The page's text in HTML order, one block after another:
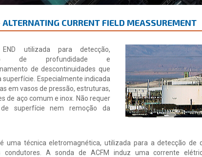
CURRENT FIELD MEASSUREMENT
END utilizada para detecção,
de profundidade e
de descontinuidades que
superfície. Especialmente indicada
em vasos de pressão, estruturas,
de aço comum e inox. Não requer
superfície nem remoção da
uma técnica eletromagnética, utilizada para a detecção de
condutores. A sonda de ACFM induz uma corrente